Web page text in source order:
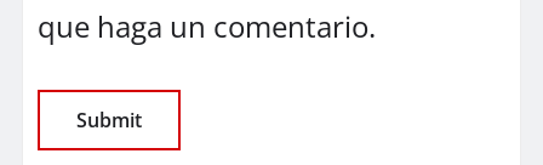
que haga un comentario.